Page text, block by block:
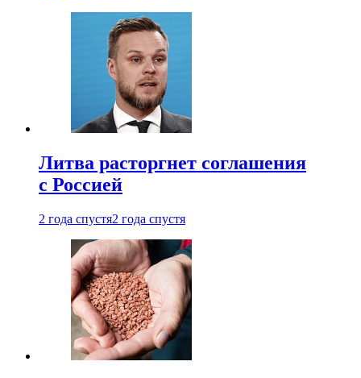
Литва расторгнет соглашения
с Россией
2 года спустя2 года спустя